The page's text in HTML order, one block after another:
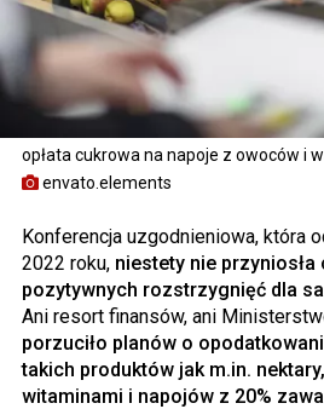
opłata cukrowa na napoje z owoców i
envato.elements
Konferencja uzgodnieniowa, która
2022 roku, niestety nie przyniosła
pozytywnych rozstrzygnięć dla
Ani resort finansów, ani
porzuciło planów o
takich produktów jak m.in.
witaminami i napojów z 20%